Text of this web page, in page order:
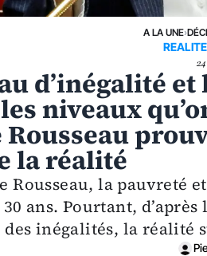
A LA UNE›
d’inégalité
niveaux
la réalité
Rousseau, la pauvreté
ans. Pourtant, d’après
des inégalités, la réalité